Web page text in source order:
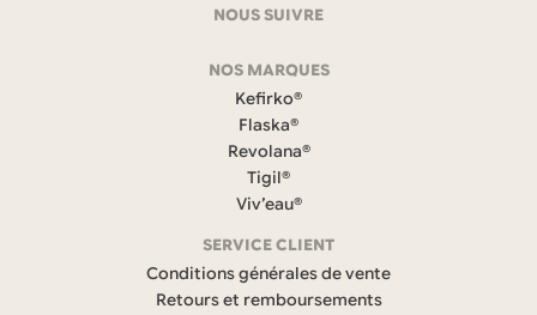
NOUS SUIVRE
a
c
e
b
o
o
k
s
o
u
NOS MARQUES
Kefirko®
Flaska®
Revolana®
Tigil®
Viv’eau®
SERVICE CLIENT
Conditions générales de vente
Retours et remboursements